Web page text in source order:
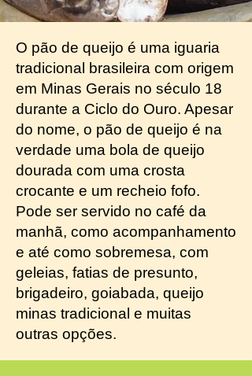
O pão de queijo é uma iguaria
tradicional brasileira com origem
em Minas Gerais no século 18
durante a Ciclo do Ouro. Apesar
do nome, o pão de queijo é na
verdade uma bola de queijo
dourada com uma crosta
crocante e um recheio fofo.
Pode ser servido no café da
manhã, como acompanhamento
e até como sobremesa, com
geleias, fatias de presunto,
brigadeiro, goiabada, queijo
minas tradicional e muitas
outras opções.